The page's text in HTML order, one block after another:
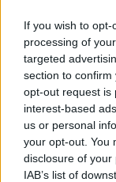
If you wish to
processing of
targeted
section to
opt-out request is
interest-based
us or personal
your opt-out. You
disclosure of
IAB’s list of
ESG Report 2025:
βιωσιμότητα σε